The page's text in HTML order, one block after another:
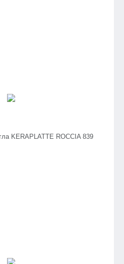
KERAPLATTE ROCCIA 839